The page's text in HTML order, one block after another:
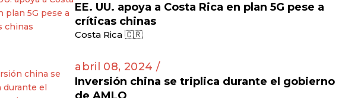
EE. UU. apoya a Costa Rica en plan 5G pese a
críticas chinas
Costa Rica 🇨🇷
abril 08, 2024 /
Inversión china se triplica durante el gobierno